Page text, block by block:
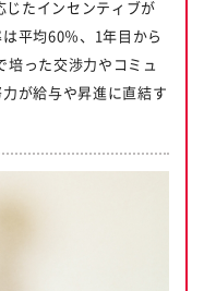
じたインセンティブが
平均60％、1年目から
培った交渉力やコミュ
が給与や昇進に直結す